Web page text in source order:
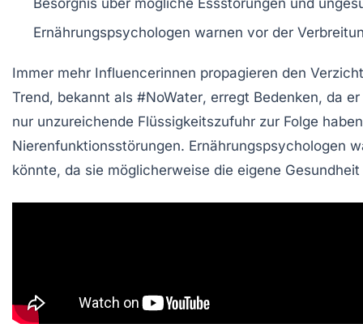
Ernährungspsychologen warnen vor der
Immer mehr Influencerinnen propagieren den
Trend, bekannt als #NoWater, erregt Bedenken, da
nur unzureichende Flüssigkeitszufuhr zur Folge
Nierenfunktionsstörungen. Ernährungspsychologen
könnte, da sie möglicherweise die eigene